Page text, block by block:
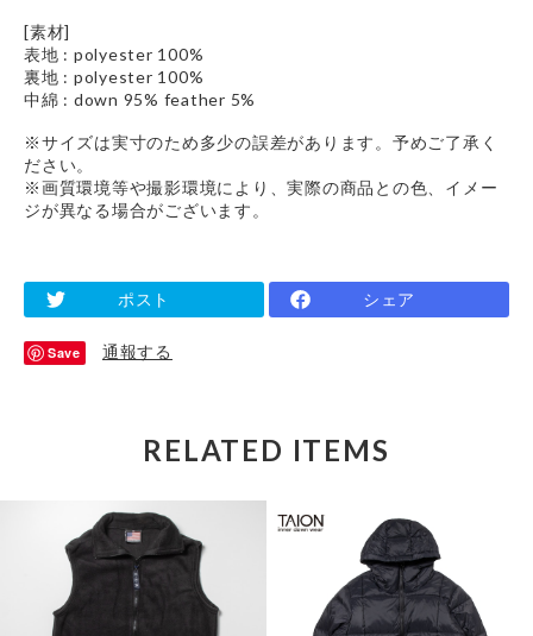
[素材]
表地 : polyester 100%
裏地 : polyester 100%
中綿 : down 95% feather 5%
※サイズは実寸のため多少の誤差があります。予めご了承く
ださい。
※画質環境等や撮影環境により、実際の商品との色、イメー
ジが異なる場合がございます。
ポスト シェア
Save 通報する
RELATED ITEMS